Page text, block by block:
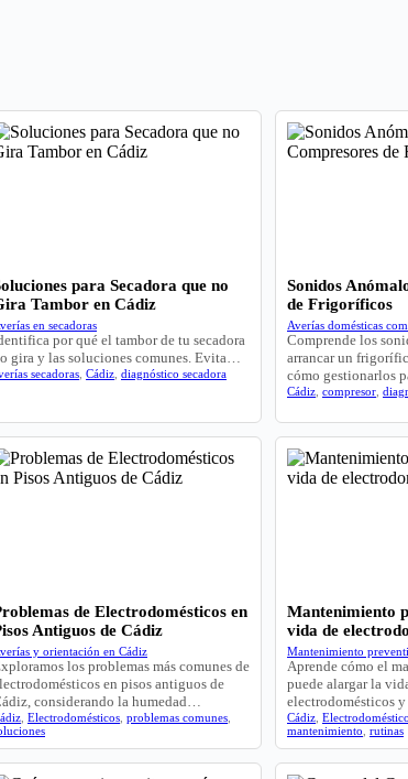
para Secadora que no
Tambor en Cádiz
en secadoras
por qué el tambor de tu secadora
gira y las soluciones comunes. Evita…
secadoras Cádiz diagnóstico secadora
Sonidos
de Frigoríficos
Averías domésticas
Comprende los
arrancar un
cómo gestionarlos
Cádiz compresor
de Electrodomésticos en
Antiguos de Cádiz
y orientación en Cádiz
los problemas más comunes de
en pisos antiguos de
considerando la humedad…
Electrodomésticos problemas comunes
Mantenimiento
vida de
Mantenimiento
Aprende cómo el
puede alargar la
electrodomésticos
Cádiz
mantenimiento rutinas